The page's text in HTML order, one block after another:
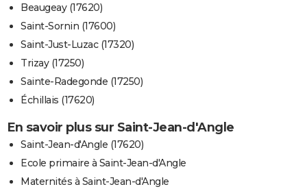
Beaugeay (17620)
Saint-Sornin (17600)
Saint-Just-Luzac (17320)
Trizay (17250)
Sainte-Radegonde (17250)
Échillais (17620)
En savoir plus sur Saint-Jean-d'Angle
Saint-Jean-d'Angle (17620)
Ecole primaire à Saint-Jean-d'Angle
Maternités à Saint-Jean-d'Angle